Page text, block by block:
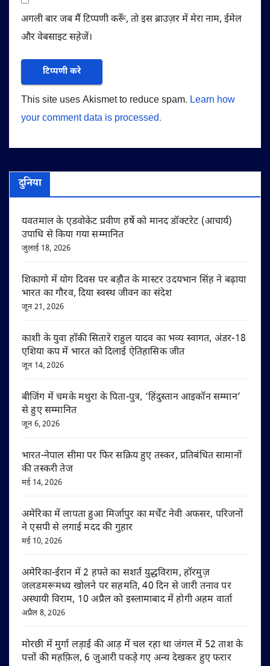
अगली बार जब मैं टिप्पणी करूँ, तो इस ब्राउज़र में मेरा नाम, ईमेल
और वेबसाइट सहेजें।
This site uses Akismet to reduce spam. Learn how
your comment data is processed.
दुनिया
यवतमाल के एडवोकेट प्रवीण हर्षे को मानद डॉक्टरेट (आचार्य)
उपाधि से किया गया सम्मानित
जुलाई 18, 2026
शिकागो में योग दिवस पर बड़ौत के मास्टर उदयभान सिंह ने बढ़ाया
भारत का गौरव, दिया स्वस्थ जीवन का संदेश
जून 21, 2026
काशी के युवा हॉकी सितारे राहुल यादव का भव्य स्वागत, अंडर-18
एशिया कप में भारत को दिलाई ऐतिहासिक जीत
जून 14, 2026
बीजिंग में चमके मथुरा के पिता-पुत्र, ‘हिंदुस्तान आइकॉन सम्मान’
से हुए सम्मानित
जून 6, 2026
भारत-नेपाल सीमा पर फिर सक्रिय हुए तस्कर, प्रतिबंधित सामानों
की तस्करी तेज
मई 14, 2026
अमेरिका में लापता हुआ मिर्जापुर का मर्चेंट नेवी अफसर, परिजनों
ने एसपी से लगाई मदद की गुहार
मई 10, 2026
अमेरिका-ईरान में 2 हफ्ते का सशर्त युद्धविराम, हॉरमुज़
जलडमरूमध्य खोलने पर सहमति, 40 दिन से जारी तनाव पर
अस्थायी विराम, 10 अप्रैल को इस्लामाबाद में होगी अहम वार्ता
अप्रैल 8, 2026
मोरछी में मुर्गा लड़ाई की आड़ में चल रहा था जंगल में 52 ताश के
पत्तों की महफ़िल, 6 जुआरी पकड़े गए अन्य देखकर हुए फरार